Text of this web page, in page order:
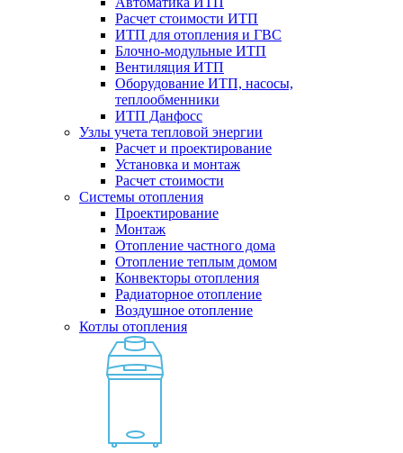
Расчет стоимости ИТП
ИТП для отопления и ГВС
Блочно-модульные ИТП
Вентиляция ИТП
Оборудование ИТП, насосы,
теплообменники
ИТП Данфосс
Узлы учета тепловой энергии
Расчет и проектирование
Установка и монтаж
Расчет стоимости
Системы отопления
Проектирование
Монтаж
Отопление частного дома
Отопление теплым домом
Конвекторы отопления
Радиаторное отопление
Воздушное отопление
Котлы отопления